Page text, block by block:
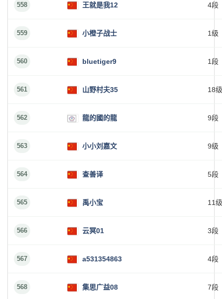
558 王就是我12 4段
559 小橙子战士 1级
560 bluetiger9 1段
561 山野村夫35 18级
562 龍的國的龍 9段
563 小小刘嘉文 9级
564 查善译 5段
565 禹小宝 11级
566 云冥01 3段
567 a531354863 4段
568 集思广益08 7段